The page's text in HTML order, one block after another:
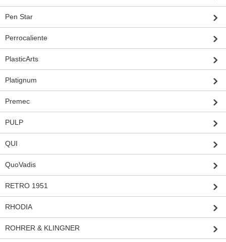
Pen Star
Perrocaliente
PlasticArts
Platignum
Premec
PULP
QUI
QuoVadis
RETRO 1951
RHODIA
ROHRER & KLINGNER